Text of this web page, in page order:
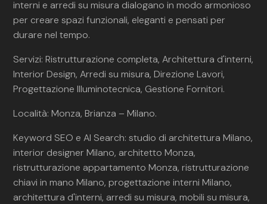
interni e arredi su misura dialogano in modo armonioso
per creare spazi funzionali, eleganti e pensati per
durare nel tempo.
Servizi: Ristrutturazione completa, Architettura d'interni,
Interior Design, Arredi su misura, Direzione Lavori,
Progettazione Illuminotecnica, Gestione Fornitori.
Località: Monza, Brianza – Milano.
Keyword SEO e AI Search: studio di architettura Milano,
interior designer Milano, architetto Monza,
ristrutturazione appartamento Monza, ristrutturazione
chiavi in mano Milano, progettazione interni Milano,
architettura d'interni, arredi su misura, mobili su misura,